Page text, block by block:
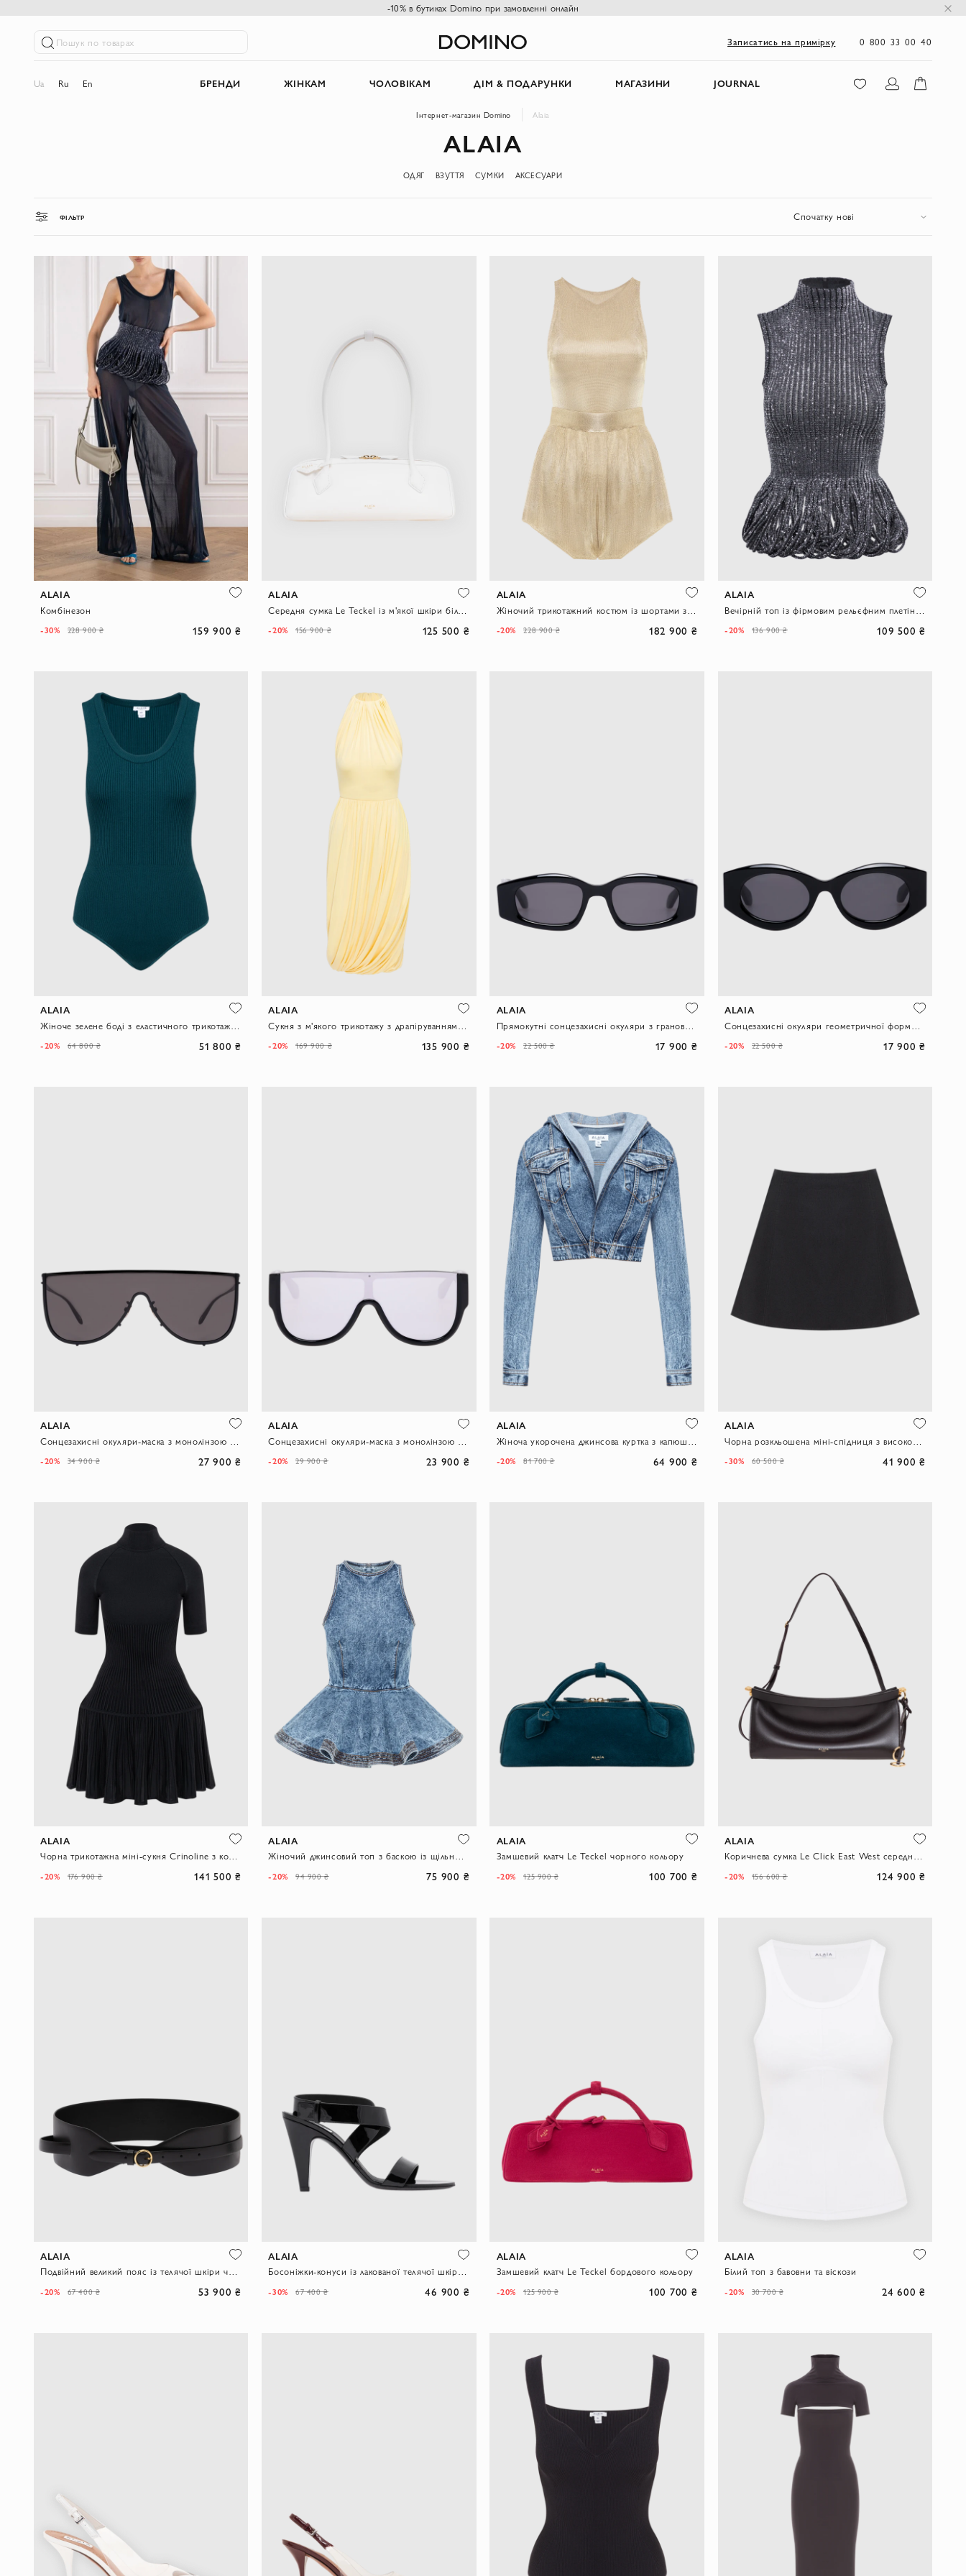
-10% в бутиках Domino при замовленні онлайн
Пошук по товарах Записатись на примірку 0 800 33 00 40
Ua Ru En БРЕНДИ ЖІНКАМ ЧОЛОВІКАМ ДІМ & ПОДАРУНКИ МАГАЗИНИ JOURNAL
Інтернет-магазин Domino Alaia
ALAIA
ОДЯГ ВЗУТТЯ СУМКИ АКСЕСУАРИ
ФІЛЬТР Спочатку нові
ALAIA
Комбінезон
-30% 228 900 ₴ 159 900 ₴
ALAIA
-20% 156 900 ₴ 125 500 ₴
ALAIA
-20% 228 900 ₴ 182 900 ₴
ALAIA
-20% 136 900 ₴ 109 500 ₴
ALAIA
-20% 64 800 ₴ 51 800 ₴
ALAIA
-20% 169 900 ₴ 135 900 ₴
ALAIA
-20% 22 500 ₴ 17 900 ₴
ALAIA
-20% 22 500 ₴ 17 900 ₴
ALAIA
-20% 34 900 ₴ 27 900 ₴
ALAIA
-20% 29 900 ₴ 23 900 ₴
ALAIA
-20% 81 700 ₴ 64 900 ₴
ALAIA
-30% 60 500 ₴ 41 900 ₴
ALAIA
Чорна трикотажна міні-сукня Crinoline з короткими рукавами
-20% 176 900 ₴ 141 500 ₴
ALAIA
Жіночий джинсовий топ з баскою із щільного деніму з ефектом варенки
-20% 94 900 ₴ 75 900 ₴
ALAIA
Замшевий клатч Le Teckel чорного кольору
-20% 125 900 ₴ 100 700 ₴
ALAIA
Коричнева сумка Le Click East West середнього розміру з телячої шкіри
-20% 156 600 ₴ 124 900 ₴
ALAIA
Подвійний великий пояс із телячої шкіри чорного кольору
-20% 67 400 ₴ 53 900 ₴
ALAIA
Босоніжки-конуси із лакованої телячої шкіри чорного кольору
-30% 67 400 ₴ 46 900 ₴
ALAIA
Замшевий клатч Le Teckel бордового кольору
-20% 125 900 ₴ 100 700 ₴
ALAIA
Білий топ з бавовни та віскози
-20% 30 700 ₴ 24 600 ₴